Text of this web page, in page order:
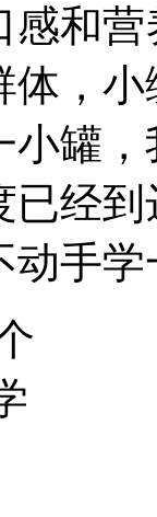
感和
体，
小罐
已经
动手